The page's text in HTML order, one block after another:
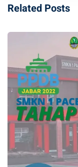
Related Posts